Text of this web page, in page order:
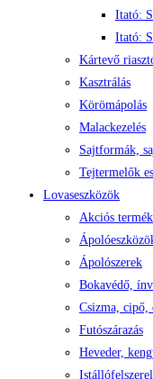
Itató:
Itató:
Kártevő
Kasztrálás
Körömápolás
Malackezelés
Sajtformák,
Tejtermelők
Lovaseszközök
Akciós
Ápolószerek
Bokavédő,
Csizma, cipő,
Futószárazás
Heveder,